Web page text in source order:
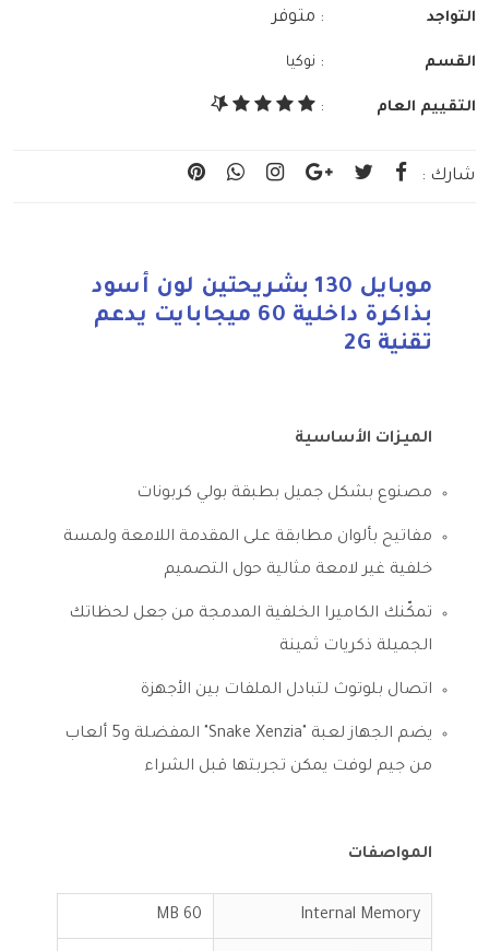
التواجد : متوفر
القسم : نوكيا
التقييم العام :
شارك :
موبايل 130 بشريحتين لون أسود
بذاكرة داخلية 60 ميجابايت يدعم
تقنية 2G
الميزات الأساسية
مصنوع بشكل جميل بطبقة بولي كربونات
مفاتيح بألوان مطابقة على المقدمة اللامعة ولمسة
خلفية غير لامعة مثالية حول التصميم
تمكّنك الكاميرا الخلفية المدمجة من جعل لحظاتك
الجميلة ذكريات ثمينة
اتصال بلوتوث لتبادل الملفات بين الأجهزة
يضم الجهاز لعبة "Snake Xenzia" المفضلة و5 ألعاب
من جيم لوفت يمكن تجربتها قبل الشراء
المواصفات
Internal Memory
60 MB